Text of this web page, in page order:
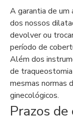
A garantia de um
dos nossos
devolver ou
período de
Além dos
de
mesmas normas
ginecológicos.
Prazos